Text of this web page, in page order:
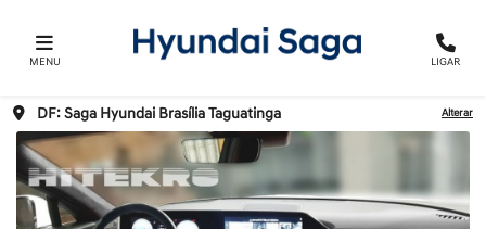
MENU LIGAR
DF: Saga Hyundai Brasília Taguatinga Alterar